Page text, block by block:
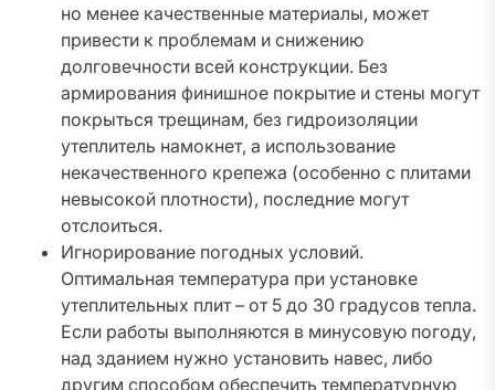
но менее качественные материалы, может
привести к проблемам и снижению
долговечности всей конструкции. Без
армирования финишное покрытие и стены могут
покрыться трещинам, без гидроизоляции
утеплитель намокнет, а использование
некачественного крепежа (особенно с плитами
невысокой плотности), последние могут
отслоиться.
Игнорирование погодных условий.
Оптимальная температура при установке
утеплительных плит – от 5 до 30 градусов тепла.
Если работы выполняются в минусовую погоду,
над зданием нужно установить навес, либо
другим способом обеспечить температурную